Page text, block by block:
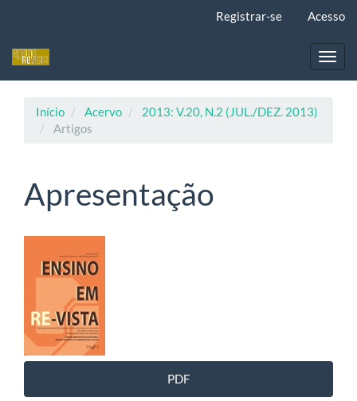
principal
Registrar-se Acesso
Início Acervo
2013: V.20, N.2 (JUL./DEZ. 2013)
Artigos
Apresentação
Barra
lateral
de
artigos
PDF